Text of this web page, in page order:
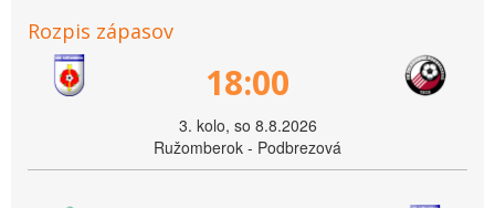
Rozpis zápasov
18:00
3. kolo, so 8.8.2026
Ružomberok - Podbrezová